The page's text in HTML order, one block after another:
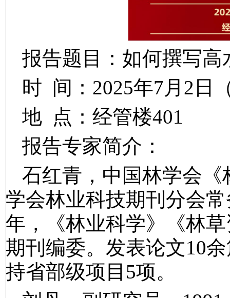
报告题目：如何撰写高
时 间：2025年7月2日
地 点：经管楼401
报告专家简介：
石红青，中国林学会
学会林业科技期刊分会
年，《林业科学》《林
期刊编委。发表论文10
持省部级项目5项。